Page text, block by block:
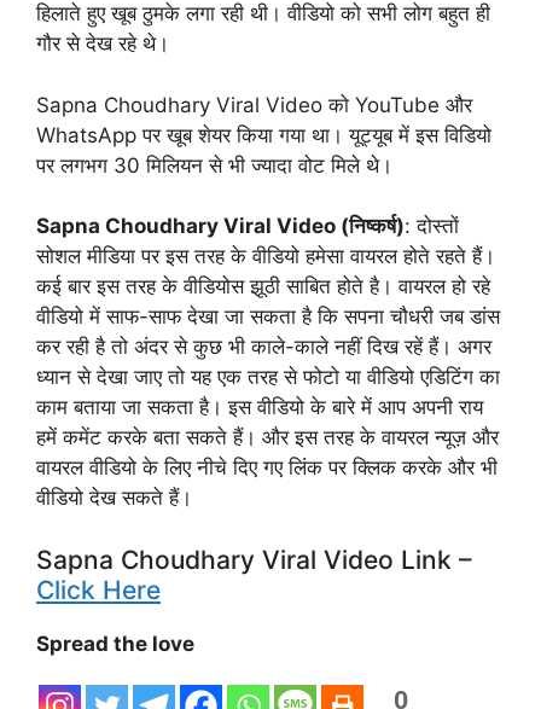
हिलाते हुए खूब ठुमके लगा रही थी। वीडियो को सभी लोग बहुत ही
गौर से देख रहे थे।
Sapna Choudhary Viral Video को YouTube और
WhatsApp पर खूब शेयर किया गया था।यूट्यूब में इस विडियो
पर लगभग 30 मिलियन से भीज्यादावोट मिले थे।
Sapna Choudhary Viral Video (निष्कर्ष): दोस्तों
सोशल मीडिया पर इस तरह के वीडियो हमेसा वायरल होते रहते हैं।
कई बार इस तरह के वीडियोस झूठी साबित होते है। वायरल हो रहे
वीडियो में साफ-साफ देखा जा सकता है कि सपना चौधरी जब डांस
कर रही है तो अंदर से कुछ भी काले-काले नहीं दिख रहें हैं। अगर
ध्यान से देखा जाए तो यह एक तरह से फोटो या वीडियो एडिटिंग का
काम बताया जा सकता है।इस वीडियो के बारे में आप अपनी राय
हमें कमेंट करके बता सकते हैं। और इस तरह के वायरल न्यूज़ और
वायरल वीडियो के लिए नीचे दिए गए लिंक पर क्लिक करके और भी
वीडियो देख सकते हैं।
Sapna Choudhary Viral Video Link –
Click Here
Spread the love
0